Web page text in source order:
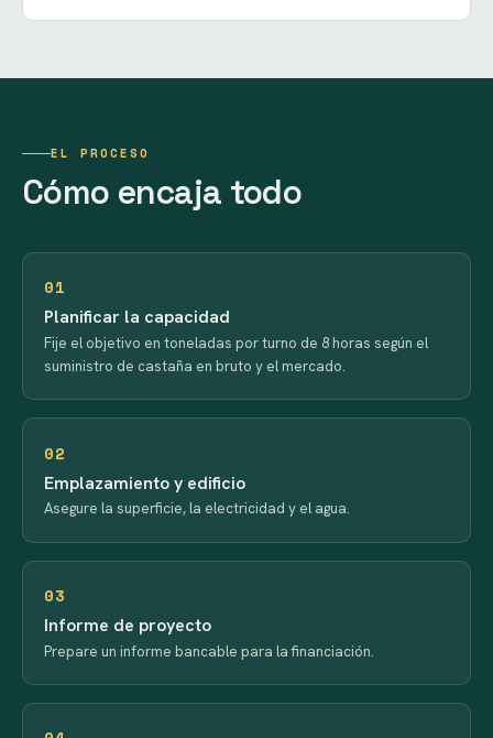
EL PROCESO
Cómo encaja todo
01
Planificar la capacidad
Fije el objetivo en toneladas por turno de 8 horas según el
suministro de castaña en bruto y el mercado.
02
Emplazamiento y edificio
Asegure la superficie, la electricidad y el agua.
03
Informe de proyecto
Prepare un informe bancable para la financiación.